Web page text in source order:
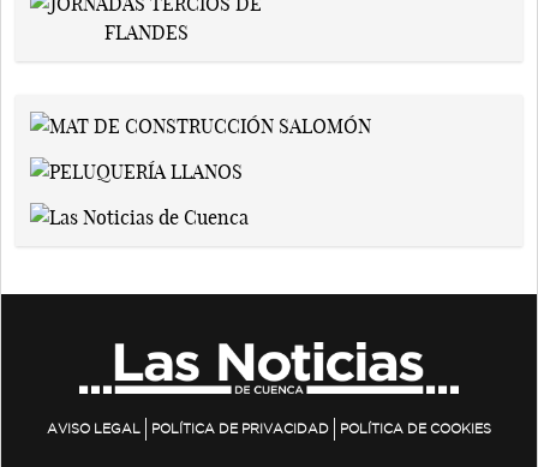
AVISO LEGAL POLÍTICA DE PRIVACIDAD POLÍTICA DE COOKIES